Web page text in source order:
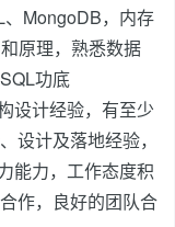
MongoDB，内存
原理，熟悉数据
功底
设计经验，有至少
设计及落地经验，
能力，工作态度积
作，良好的团队合